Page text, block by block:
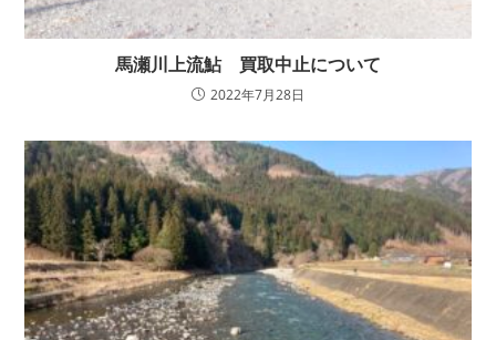
馬瀬川上流鮎 買取中止について
2022年7月28日